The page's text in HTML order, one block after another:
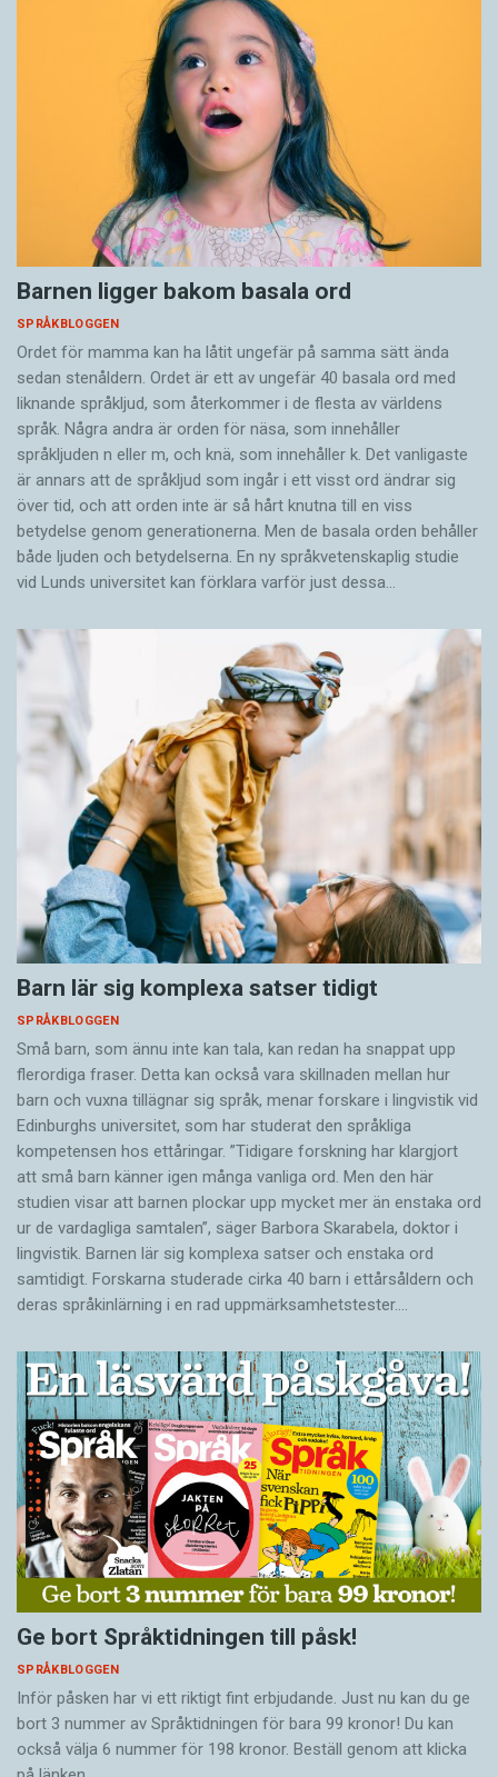
Barnen ligger bakom basala ord
SPRÅKBLOGGEN
Ordet för mamma kan ha låtit ungefär på samma sätt ända
sedan stenåldern. Ordet är ett av ungefär 40 basala ord med
liknande språkljud, som återkommer i de flesta av världens
språk. Några andra är orden för näsa, som innehåller
språkljuden n eller m, och knä, som innehåller k. Det vanligaste
är annars att de språkljud som ingår i ett visst ord ändrar sig
över tid, och att orden inte är så hårt knutna till en viss
betydelse genom generationerna. Men de basala orden behåller
både ljuden och betydelserna. En ny språkvetenskaplig studie
vid Lunds universitet kan förklara varför just dessa…
Barn lär sig komplexa satser tidigt
SPRÅKBLOGGEN
Små barn, som ännu inte kan tala, kan redan ha snappat upp
flerordiga fraser. Detta kan också vara skillnaden mellan hur
barn och vuxna tillägnar sig språk, menar forskare i lingvistik vid
Edinburghs universitet, som har studerat den språkliga
kompetensen hos ettåringar. ”Tidigare forskning har klargjort
att små barn känner igen många vanliga ord. Men den här
studien visar att barnen plockar upp mycket mer än enstaka ord
ur de vardagliga samtalen”, säger Barbora Skarabela, doktor i
lingvistik. Barnen lär sig komplexa satser och enstaka ord
samtidigt. Forskarna studerade cirka 40 barn i ettårsåldern och
deras språkinlärning i en rad uppmärksamhetstester.…
Ge bort Språktidningen till påsk!
SPRÅKBLOGGEN
Inför påsken har vi ett riktigt fint erbjudande. Just nu kan du ge
bort 3 nummer av Språktidningen för bara 99 kronor! Du kan
också välja 6 nummer för 198 kronor. Beställ genom att klicka